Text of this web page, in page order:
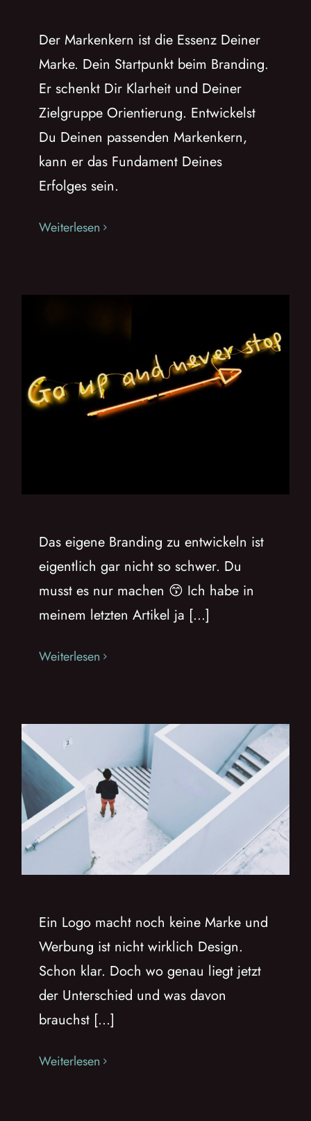
Der Markenkern ist die Essenz Deiner
Marke. Dein Startpunkt beim Branding.
Er schenkt Dir Klarheit und Deiner
Zielgruppe Orientierung. Entwickelst
Du Deinen passenden Markenkern,
kann er das Fundament Deines
Erfolges sein.
Weiterlesen
Das eigene Branding zu entwickeln ist
eigentlich gar nicht so schwer. Du
musst es nur machen 😙 Ich habe in
meinem letzten Artikel ja [...]
Weiterlesen
Ein Logo macht noch keine Marke und
Werbung ist nicht wirklich Design.
Schon klar. Doch wo genau liegt jetzt
der Unterschied und was davon
brauchst [...]
Weiterlesen